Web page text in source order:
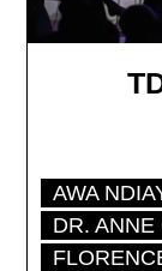
AWA
DR. ANNE